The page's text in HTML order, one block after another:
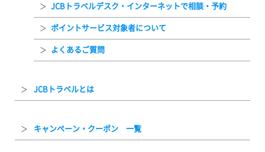
JCBトラベルデスク・インターネットで相談・予約
ポイントサービス対象者について
よくあるご質問
JCBトラベルとは
キャンペーン・クーポン 一覧